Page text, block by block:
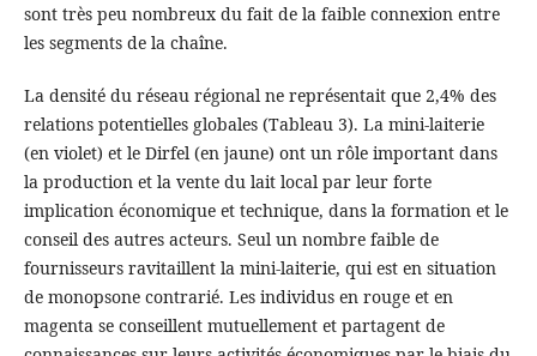
sont très peu nombreux du fait de la faible connexion entre
les segments de la chaîne.
La densité du réseau régional ne représentait que 2,4% des
relations potentielles globales (Tableau 3). La mini-laiterie
(en violet) et le Dirfel (en jaune) ont un rôle important dans
la production et la vente du lait local par leur forte
implication économique et technique, dans la formation et le
conseil des autres acteurs. Seul un nombre faible de
fournisseurs ravitaillent la mini-laiterie, qui est en situation
de monopsone contrarié. Les individus en rouge et en
magenta se conseillent mutuellement et partagent de